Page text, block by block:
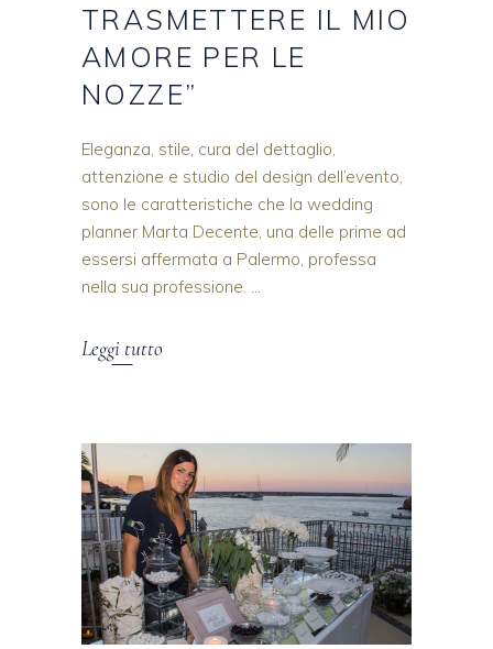
TRASMETTERE IL MIO
AMORE PER LE
NOZZE”
Eleganza, stile, cura del dettaglio,
attenzione e studio del design dell’evento,
sono le caratteristiche che la wedding
planner Marta Decente, una delle prime ad
essersi affermata a Palermo, professa
nella sua professione.
Leggi tutto